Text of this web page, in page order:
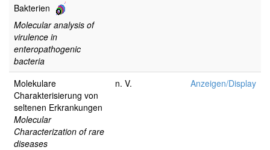
Bakterien
Molecular analysis of
virulence in
enteropathogenic
bacteria
Molekulare
Charakterisierung von
seltenen Erkrankungen
Molecular
Characterization of rare
diseases
n. V. Anzeigen/Display